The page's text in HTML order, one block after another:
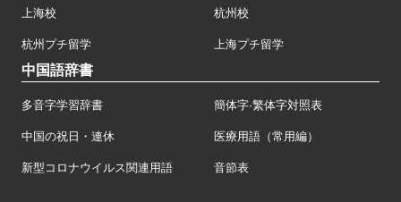
上海校 杭州校
杭州プチ留学 上海プチ留学
中国語辞書
多音字学習辞書 簡体字·繁体字対照表
中国の祝日・連休 医療用語（常用編）
新型コロナウイルス関連用語 音節表